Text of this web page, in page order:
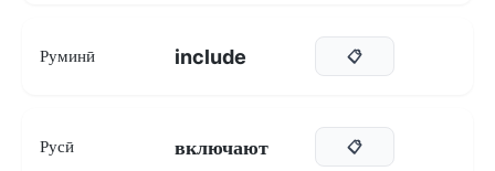
Руминӣ include 📋
Русӣ включают 📋